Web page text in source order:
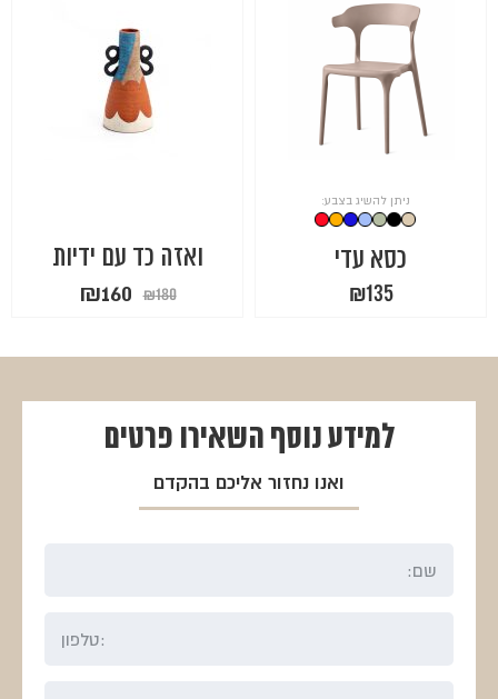
ניתן להשיג בצבע:
כסא עדי
₪135
ואזה כד עם ידיות
₪180
המחיר
₪160
למידע נוסף השאירו פרטים
ואנו נחזור אליכם בהקדם